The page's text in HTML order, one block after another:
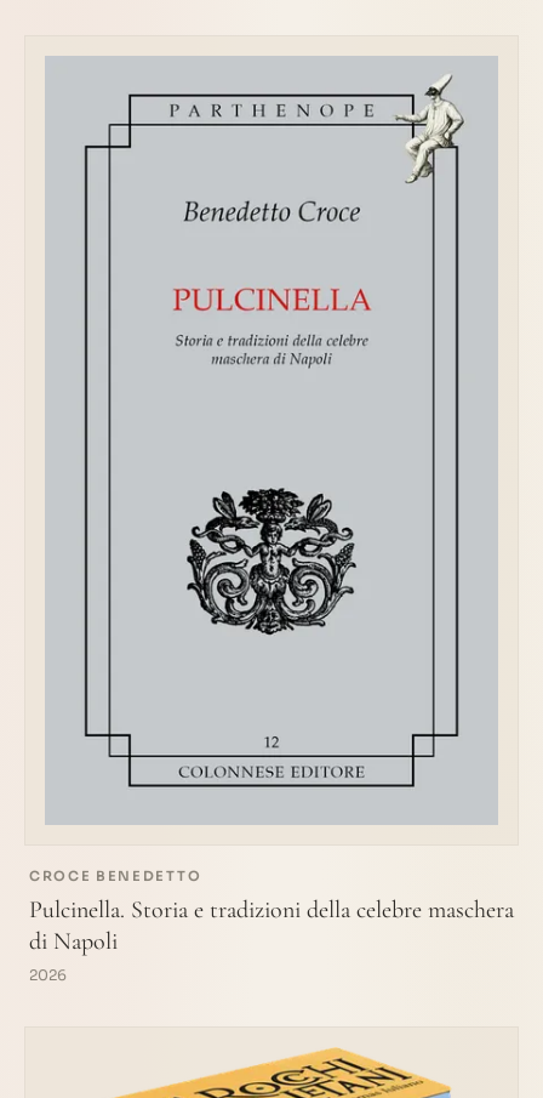
CROCE BENEDETTO
Pulcinella. Storia e tradizioni della celebre maschera
di Napoli
2026